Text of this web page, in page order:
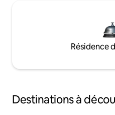
Résidence
Destinations à